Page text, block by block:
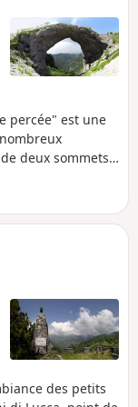
percée" est une
deux sommets
elle-même
en boucle
des Alpes
le Procinto, le
des petits